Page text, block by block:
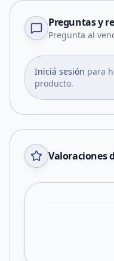
Preguntas y
Pregunta al
Iniciá sesión para
producto.
Valoraciones